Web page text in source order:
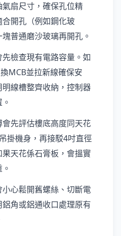
扇尺寸，確保孔位精
開孔（例如鋼化玻
普通磨沙玻璃再開孔。
檢查現有電路容量。如
MCB並拉新線確保安
線槽整齊收納，控制器
先評估樓底高度同天花
掛機身，再接駁4吋直徑
天花係石膏板，會搵實
心鬆開舊螺絲、切斷電
角或鋁通收口處理原有